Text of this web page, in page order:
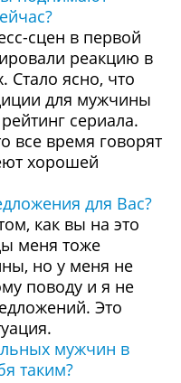
сцен в первой
реакцию в
Стало ясно, что
для мужчины
сериала.
все время говорят
хорошей
для Вас?
как вы на это
меня тоже
но у меня не
поводу и я не
Это
мужчин в
таким?